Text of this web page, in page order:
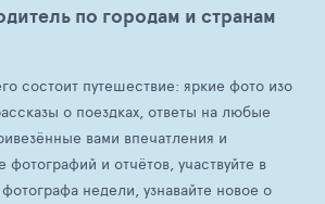
по городам и странам
состоит путешествие: яркие фото изо
о поездках, ответы на любые
вами впечатления и
фотографий и отчётов, участвуйте в
недели, узнавайте новое о